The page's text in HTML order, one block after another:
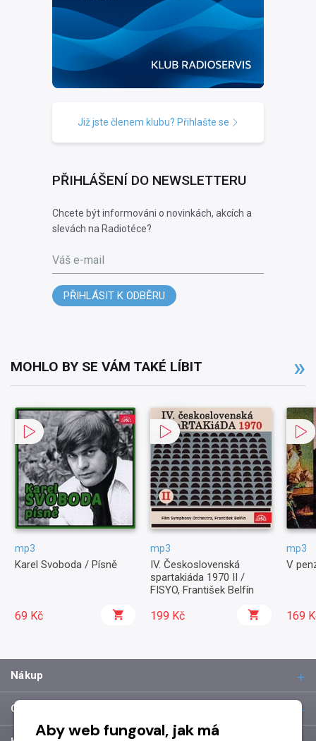
Již jste členem klubu? Přihlašte se
PŘIHLÁŠENÍ DO NEWSLETTERU
Chcete být informováni o novinkách, akcích a
slevách na Radiotéce?
Váš e-mail
PŘIHLÁSIT K ODBĚRU
MOHLO BY SE VÁM TAKÉ LÍBIT
mp3
Karel Svoboda / Písně
69 Kč
mp3
IV. Československá
spartakiáda 1970 II /
FISYO, František Belfín
199 Kč
mp3
V
169
Nákup
O společnosti
Aby web fungoval, jak má